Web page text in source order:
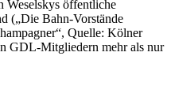
Weselskys öffentliche
(„Die Bahn-Vorstände
Quelle: Kölner
GDL-Mitgliedern mehr als nur